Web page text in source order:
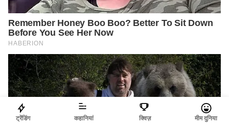
ट्रेंडिंग कहानियां क्विज़ मीम दुनिया